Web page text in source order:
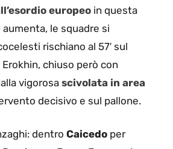
europeo in questa
le squadre si
rischiano al 57′ sul
chiuso però con
vigorosascivolata in area
decisivo e sul pallone.
dentro Caicedo per